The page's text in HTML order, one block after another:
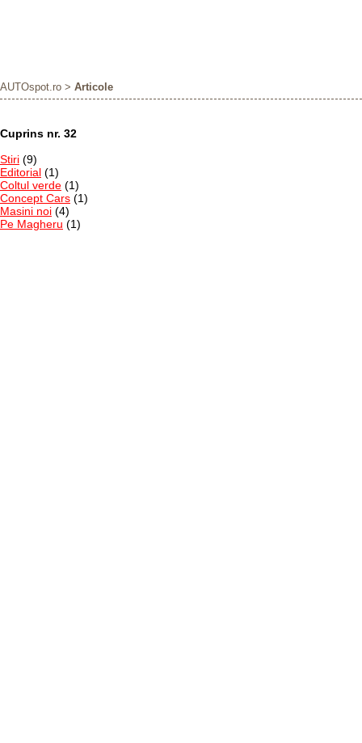
AUTOspot.ro > Articole
Cuprins nr. 32
Stiri (9)
Editorial (1)
Coltul verde (1)
Concept Cars (1)
Masini noi (4)
Pe Magheru (1)